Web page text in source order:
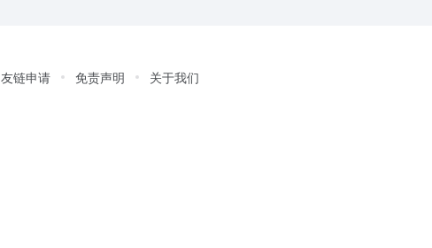
友链申请 免责声明 关于我们